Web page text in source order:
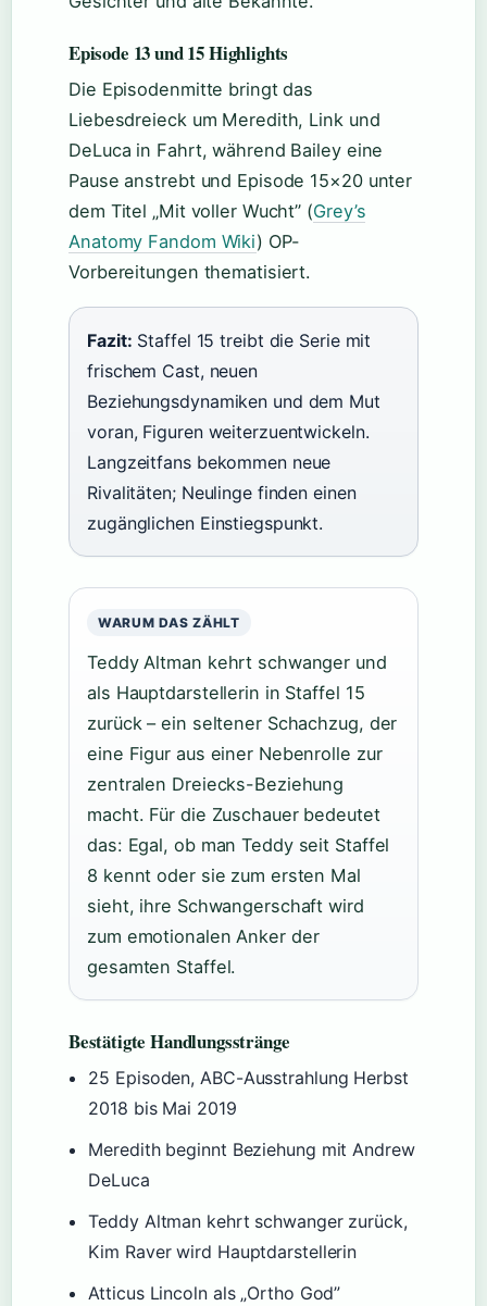
Episode 13 und 15 Highlights
Die Episodenmitte bringt das
Liebesdreieck um Meredith, Link und
DeLuca in Fahrt, während Bailey eine
Pause anstrebt und Episode 15×20 unter
dem Titel „Mit voller Wucht” (Grey’s
Anatomy Fandom Wiki) OP-
Vorbereitungen thematisiert.
Fazit: Staffel 15 treibt die Serie mit
frischem Cast, neuen
Beziehungsdynamiken und dem Mut
voran, Figuren weiterzuentwickeln.
Langzeitfans bekommen neue
Rivalitäten; Neulinge finden einen
zugänglichen Einstiegspunkt.
WARUM DAS ZÄHLT
Teddy Altman kehrt schwanger und
als Hauptdarstellerin in Staffel 15
zurück – ein seltener Schachzug, der
eine Figur aus einer Nebenrolle zur
zentralen Dreiecks-Beziehung
macht. Für die Zuschauer bedeutet
das: Egal, ob man Teddy seit Staffel
8 kennt oder sie zum ersten Mal
sieht, ihre Schwangerschaft wird
zum emotionalen Anker der
gesamten Staffel.
Bestätigte Handlungsstränge
25 Episoden, ABC-Ausstrahlung Herbst
2018 bis Mai 2019
Meredith beginnt Beziehung mit Andrew
DeLuca
Teddy Altman kehrt schwanger zurück,
Kim Raver wird Hauptdarstellerin
Atticus Lincoln als „Ortho God”